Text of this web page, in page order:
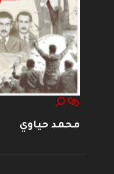
محمد حياوي